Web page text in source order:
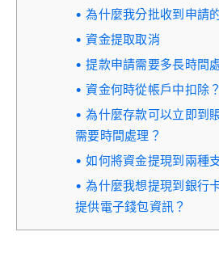
為什麼我分批收到申請
資金提取取消
提款申請需要多長時間
資金何時從帳戶中扣除？
為什麼存款可以立即到
需要時間處理？
如何將資金提現到兩種
為什麼我想提現到銀行
提供電子錢包資訊？